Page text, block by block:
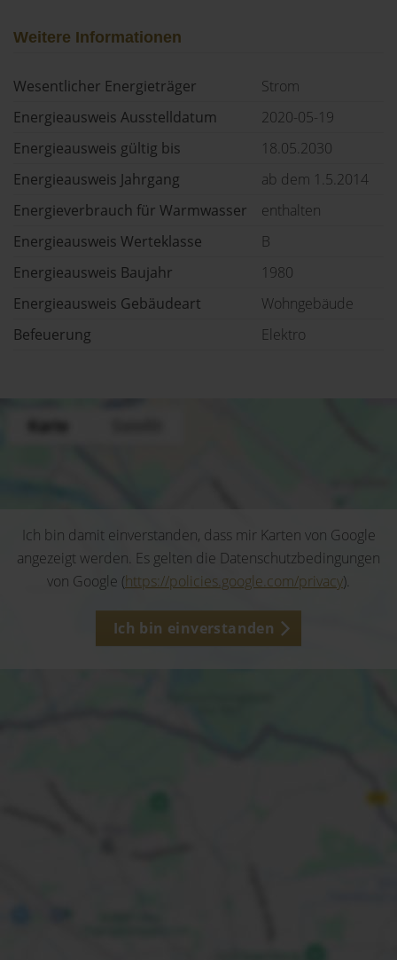
Weitere Informationen
Wesentlicher Energieträger
Strom
Energieausweis Ausstelldatum
2020-05-19
Energieausweis gültig bis
18.05.2030
Energieausweis Jahrgang
ab dem 1.5.2014
Energieverbrauch für Warmwasser
enthalten
Energieausweis Werteklasse
B
Energieausweis Baujahr
1980
Energieausweis Gebäudeart
Wohngebäude
Befeuerung
Elektro
Ich bin damit einverstanden, dass mir Karten von Google
angezeigt werden. Es gelten die Datenschutzbedingungen
von Google (https://policies.google.com/privacy).
Ich bin einverstanden